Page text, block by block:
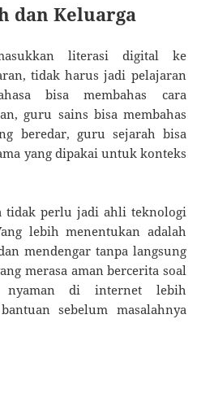
dan Keluarga
literasi digital ke
tidak harus jadi pelajaran
bisa membahas cara
guru sains bisa membahas
beredar, guru sejarah bisa
yang dipakai untuk konteks
tidak perlu jadi ahli teknologi
lebih menentukan adalah
mendengar tanpa langsung
merasa aman bercerita soal
nyaman di internet lebih
sebelum masalahnya